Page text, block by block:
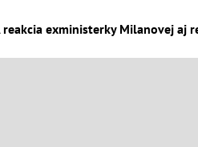
exministerky Milanovej